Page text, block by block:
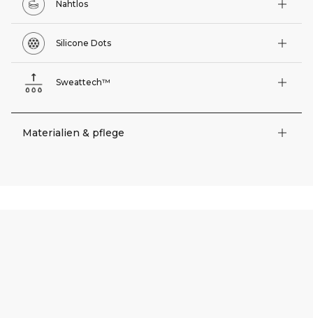
Nahtlos
Silicone Dots
Sweattech™
Materialien & pflege